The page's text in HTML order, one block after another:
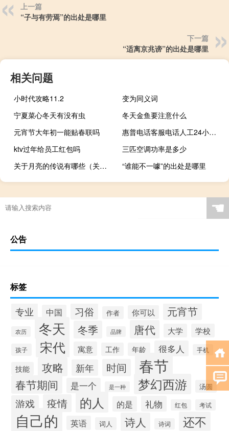
上一篇
“子与有劳焉”的出处是哪里
下一篇
“适离京兆谤”的出处是哪里
相关问题
小时代攻略11.2
变为同义词
宁夏菜心冬天有没有虫
冬天金鱼要注意什么
元宵节大年初一能贴春联吗
惠普电话客服电话人工24小时（惠普电话客服）
ktv过年给员工红包吗
三匹空调功率是多少
关于月亮的传说有哪些（关于月亮的传说）
“谁能不一噱”的出处是哪里
☚
公告
标签
专业 中国 习俗 作者 你可以 元宵节
农历 冬天 冬季 品牌 唐代 大学 学校
孩子 宋代 寓意 工作 年龄 很多人 手机
技能 攻略 新年 时间 春节
春节期间 是一个 是一种 梦幻西游 汤圆
游戏 疫情 的人 的是 礼物 红包 考试
自己的 英语 词人 诗人 诗词 还不